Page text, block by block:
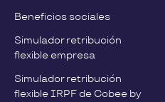
Beneficios sociales
Simulador retribución
flexible empresa
Simulador retribución
flexible IRPF de Cobee by